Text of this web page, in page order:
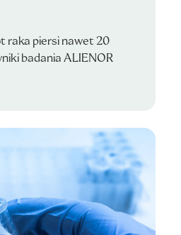
raka piersi nawet 20
badania ALIENOR